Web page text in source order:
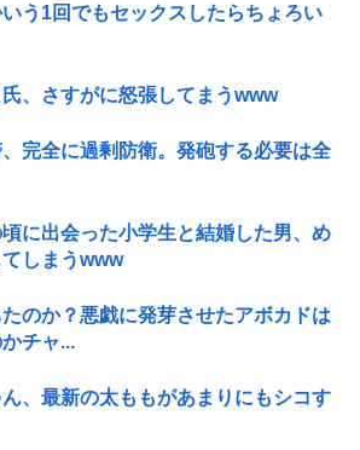
いう1回でもセックスしたらちょろい
氏、さすがに怒張してまうwww
完全に過剰防衛。発砲する必要は全
頃に出会った小学生と結婚した男、め
しまうwww
のか？悪戯に発芽させたアボカドは
チャ...
ん、最新の太ももがあまりにもシコす